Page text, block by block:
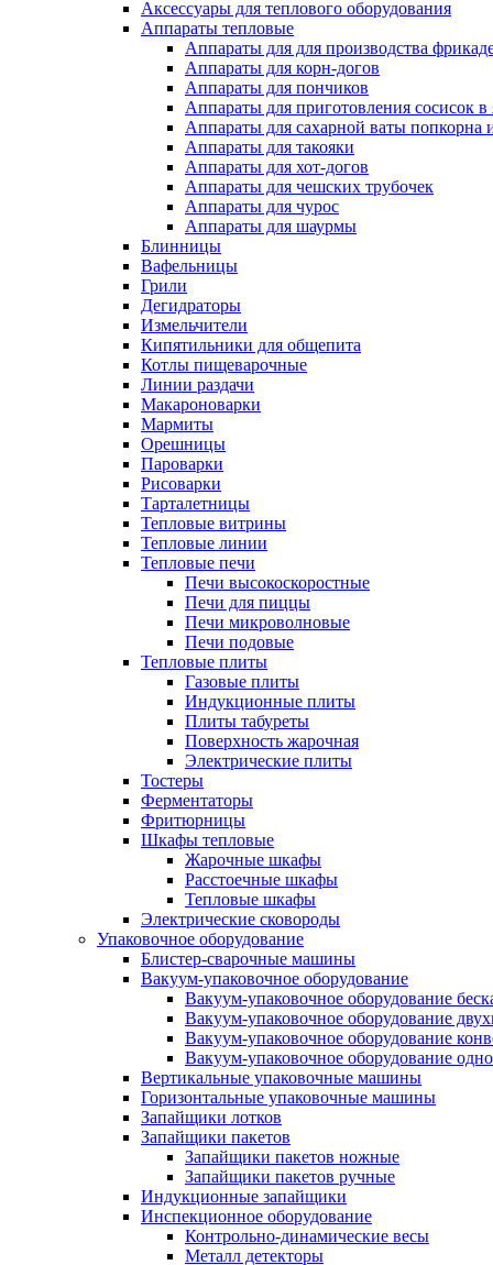
Аксессуары для теплового оборудования
Аппараты тепловые
Аппараты для для производства
Аппараты для корн-догов
Аппараты для пончиков
Аппараты для приготовления сосисок в
Аппараты для сахарной ваты попкорна
Аппараты для такояки
Аппараты для хот-догов
Аппараты для чешских трубочек
Аппараты для чурос
Аппараты для шаурмы
Блинницы
Вафельницы
Грили
Дегидраторы
Измельчители
Кипятильники для общепита
Котлы пищеварочные
Линии раздачи
Макароноварки
Мармиты
Орешницы
Пароварки
Рисоварки
Тарталетницы
Тепловые витрины
Тепловые линии
Тепловые печи
Печи высокоскоростные
Печи для пиццы
Печи микроволновые
Печи подовые
Тепловые плиты
Газовые плиты
Индукционные плиты
Плиты табуреты
Поверхность жарочная
Электрические плиты
Тостеры
Ферментаторы
Фритюрницы
Шкафы тепловые
Жарочные шкафы
Расстоечные шкафы
Тепловые шкафы
Электрические сковороды
Упаковочное оборудование
Блистер-сварочные машины
Вакуум-упаковочное оборудование
Вакуум-упаковочное оборудование
Вакуум-упаковочное оборудование
Вакуум-упаковочное оборудование
Вакуум-упаковочное оборудование
Вертикальные упаковочные машины
Горизонтальные упаковочные машины
Запайщики лотков
Запайщики пакетов
Запайщики пакетов ножные
Запайщики пакетов ручные
Индукционные запайщики
Инспекционное оборудование
Контрольно-динамические весы
Металл детекторы